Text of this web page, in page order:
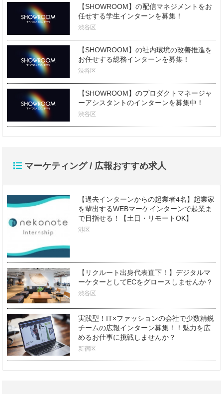
【SHOWROOM】の配信マネジメントをお
任せする学生インターンを募集！
渋谷区
【SHOWROOM】の社内環境の改善推進を
お任せする総務インターンを募集！
渋谷区
【SHOWROOM】のプロダクトマネージャ
ーアシスタントのインターンを募集中！
渋谷区
マーケティング / 広報おすすめ求人
【過去インターンからの起業者4名】起業家
を輩出するWEBマーケインターンで起業ま
で目指せる！【土日・リモートOK】
港区
【リクルート出身代表直下！】デジタルマ
ーケターとしてECをグロースしませんか？
渋谷区
実践型！IT×ファッションの会社で少数精鋭
チームの広報インターン募集！！魅力を広
めるお仕事に挑戦しませんか？
新宿区